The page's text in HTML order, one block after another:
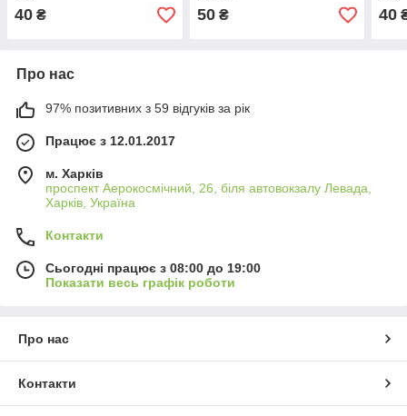
40 ₴ 50₴ 40
Про нас
97% позитивних з 59 відгуків за рік
Працює з 12.01.2017
м. Харків
проспект Аерокосмічний, 26, біля автовокзалу Левада,
Харків, Україна
Контакти
Сьогодні працює з 08:00 до 19:00
Показати весь графік роботи
Про нас
Контакти